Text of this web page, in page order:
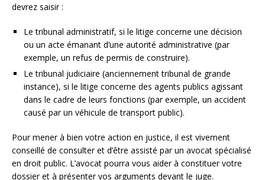
devrez saisir :
Le tribunal administratif, si le litige concerne une décision
ou un acte émanant d’une autorité administrative (par
exemple, un refus de permis de construire).
Le tribunal judiciaire (anciennement tribunal de grande
instance), si le litige concerne des agents publics agissant
dans le cadre de leurs fonctions (par exemple, un accident
causé par un véhicule de transport public).
Pour mener à bien votre action en justice, il est vivement
conseillé de consulter et d’être assisté par un avocat spécialisé
en droit public. L’avocat pourra vous aider à constituer votre
dossier et à présenter vos arguments devant le juge.